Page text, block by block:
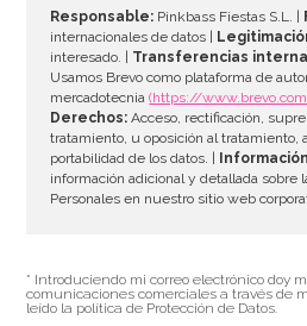
AÑADIR
Responsable: Pinkbass Fiestas S.L. |
internacionales de datos |
interesado. | Transferencias
Usamos Brevo como plataforma de
mercadotecnia(https://
Derechos: Acceso, rectificación,
tratamiento, u oposición al tratamiento,
portabilidad de los datos. |
información adicional y detallada sobre
Personales en nuestro sitio web
* Introduciendo mi correo electrónico doy
comunicaciones comerciales a través de
leído la política de Protección de Datos.